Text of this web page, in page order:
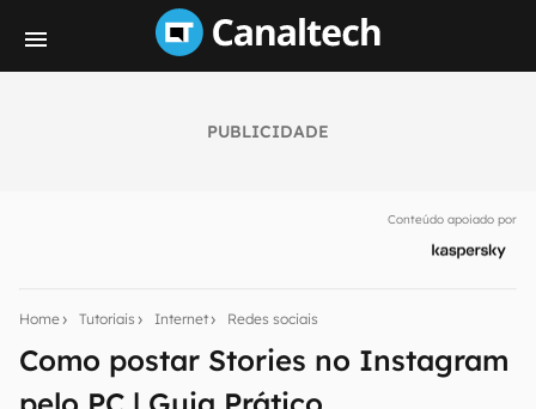
PUBLICIDADE
Conteúdo apoiado por
Home Tutoriais Internet Redes sociais
Como postar Stories no Instagram
notícias e reviews sobre tecnologia em primeira
inscreva-se